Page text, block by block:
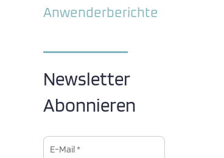
Anwenderberichte
Newsletter
Abonnieren